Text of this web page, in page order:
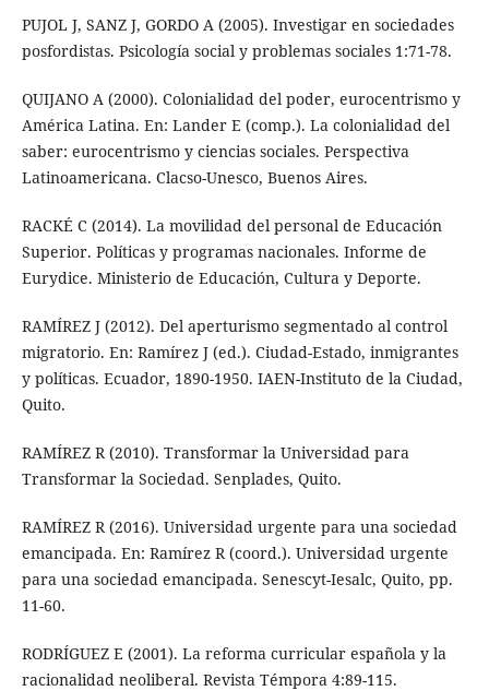
PUJOL J, SANZ J, GORDO A (2005). Investigar en sociedades
posfordistas. Psicología social y problemas sociales 1:71-78.
QUIJANO A (2000). Colonialidad del poder, eurocentrismo y
América Latina. En: Lander E (comp.). La colonialidad del
saber: eurocentrismo y ciencias sociales. Perspectiva
Latinoamericana. Clacso-Unesco, Buenos Aires.
RACKÉ C (2014). La movilidad del personal de Educación
Superior. Políticas y programas nacionales. Informe de
Eurydice. Ministerio de Educación, Cultura y Deporte.
RAMÍREZ J (2012). Del aperturismo segmentado al control
migratorio. En: Ramírez J (ed.). Ciudad-Estado, inmigrantes
y políticas. Ecuador, 1890-1950. IAEN-Instituto de la Ciudad,
Quito.
RAMÍREZ R (2010). Transformar la Universidad para
Transformar la Sociedad. Senplades, Quito.
RAMÍREZ R (2016). Universidad urgente para una sociedad
emancipada. En: Ramírez R (coord.). Universidad urgente
para una sociedad emancipada. Senescyt-Iesalc, Quito, pp.
11-60.
RODRÍGUEZ E (2001). La reforma curricular española y la
racionalidad neoliberal. Revista Témpora 4:89-115.